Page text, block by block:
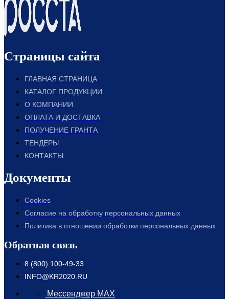
Страницы сайта
ГЛАВНАЯ СТРАНИЦА
КАТАЛОГ ПРОДУКЦИИ
О КОМПАНИИ
ОПЛАТА И ДОСТАВКА
ПОЛУЧЕНИЕ ГРАНТА
ТЕНДЕРЫ
КОНТАКТЫ
Документы
Cookies
Согласие на обработку персональных данных
Политика в отношении обработки персональных данных
Обратная связь
8 (800) 100-49-33
INFO@KR2020.RU
Мессенджер MAX